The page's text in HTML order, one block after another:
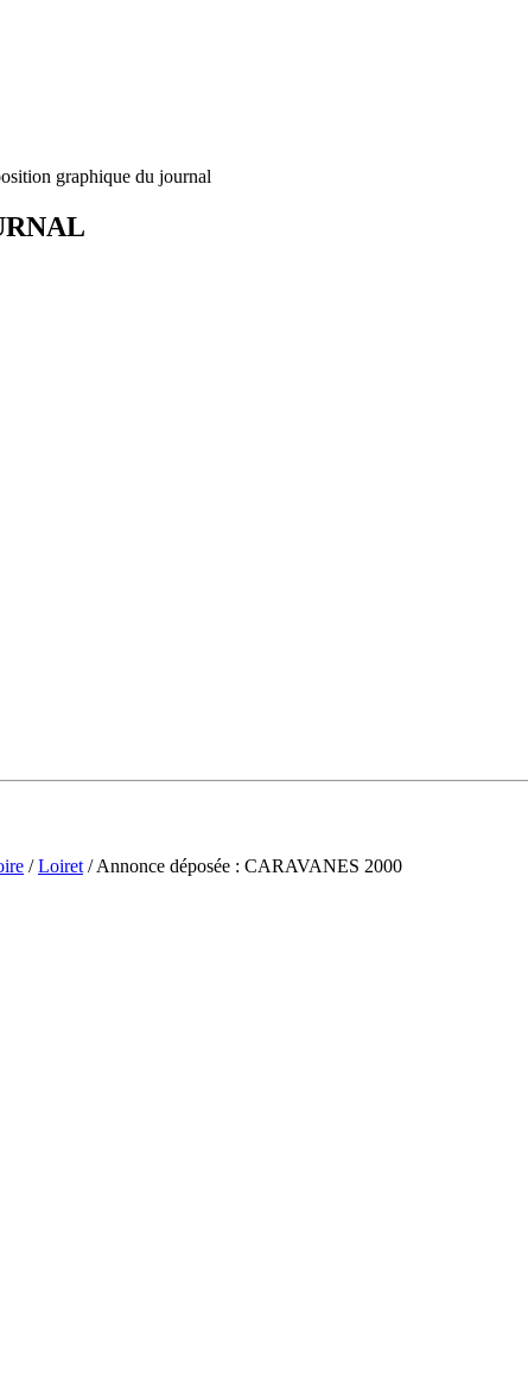
graphique du journal
/Loiret / Annonce déposée : CARAVANES 2000